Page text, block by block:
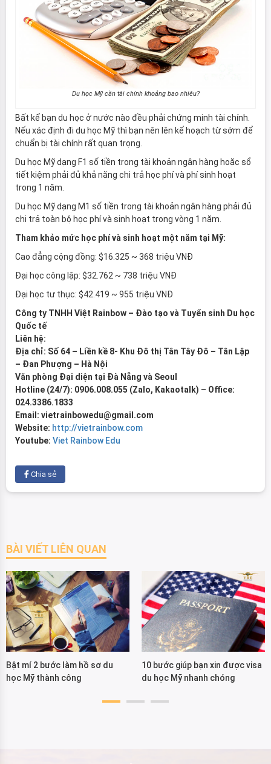
Du học Mỹ cần tài chính khoảng bao nhiêu?
Bất kể bạn du học ở nước nào đều phải chứng minh tài chính.
Nếu xác định đi du học Mỹ thì bạn nên lên kế hoạch từ sớm để
chuẩn bị tài chính rất quan trọng.
Du học Mỹ dạng F1 số tiền trong tài khoản ngân hàng hoặc sổ
tiết kiệm phải đủ khả năng chi trả học phí và phí sinh hoạt
trong 1 năm.
Du học Mỹ dạng M1 số tiền trong tài khoản ngân hàng phải đủ
chi trả toàn bộ học phí và sinh hoạt trong vòng 1 năm.
Tham khảo mức học phí và sinh hoạt một năm tại Mỹ:
Cao đẳng cộng đồng: $16.325 ~ 368 triệu VNĐ
Đại học công lập: $32.762 ~ 738 triệu VNĐ
Đại học tư thục: $42.419 ~ 955 triệu VNĐ
Công ty TNHH Việt Rainbow – Đào tạo và Tuyển sinh Du học
Quốc tế
Liên hệ:
Địa chỉ: Số 64 – Liền kề 8- Khu Đô thị Tân Tây Đô – Tân Lập
– Đan Phượng – Hà Nội
Văn phòng Đại diện tại Đà Nẵng và Seoul
Hotline (24/7): 0906.008.055 (Zalo, Kakaotalk) – Office:
024.3386.1833
Email: vietrainbowedu@gmail.com
Website: http://vietrainbow.com
Youtube: Viet Rainbow Edu
Chia sẻ
BÀI VIẾT LIÊN QUAN
Bật mí 2 bước làm hồ sơ du
học Mỹ thành công
10 bước giúp bạn xin được visa
du học Mỹ nhanh chóng